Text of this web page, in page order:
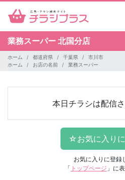
業務スーパー 北国分店
ホーム 都道府県 千葉県
市川市
ホーム
お店の名前 業務スーパー
本日チラシは配信
お気に入りに登録
「 トップページ 」に